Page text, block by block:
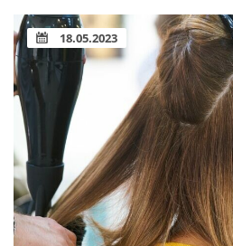
18.05.2023